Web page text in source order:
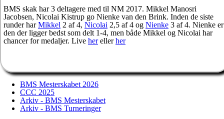
BMS skak har 3 deltagere med til NM 2017. Mikkel Manosri
Jacobsen, Nicolai Kistrup go Nienke van den Brink. Inden de siste
runder harMikkel 2 af 4, Nicolai 2,5 af 4 og Nienke 3 af 4. Nienke er
den der ligger bedst som delt 1-4, men både Mikkel og Nicolai har
chancer for medaljer. Live herellerher
BMS Mesterskabet 2026
CCC 2025
Arkiv - BMS Mesterskabet
Arkiv - BMS Turneringer